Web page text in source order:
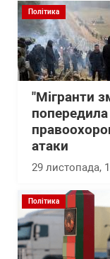
Політика
"Мігранти
попередила
атаки
29 листопада,
Політика